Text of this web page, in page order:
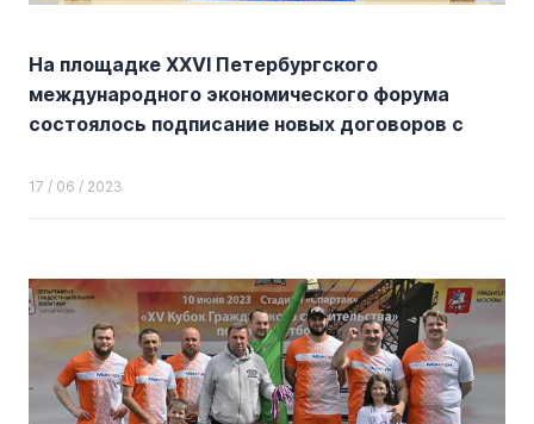
На площадке XXVI Петербургского
международного экономического форума
состоялось подписание новых договоров с
участков в ТиНАО
17 / 06 / 2023